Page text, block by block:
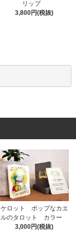
リップ
3,800円(税抜)
ケロット ポップなカエ
ルのタロット カラー
3,000円(税抜)